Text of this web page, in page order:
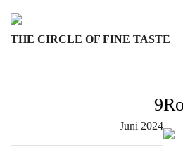
content
THE CIRCLE OF FINE TASTE
9
Juni 2024